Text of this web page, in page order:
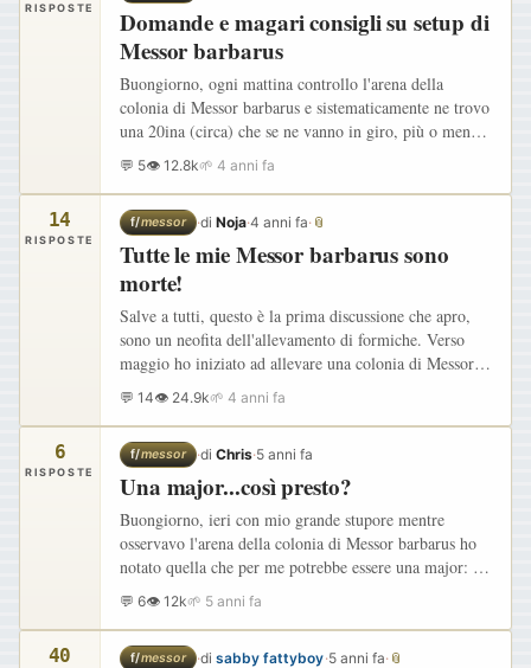
RISPOSTE
Domande e magari consigli su setup di
Messor barbarus
Buongiorno, ogni mattina controllo l'arena della
colonia di Messor barbarus e sistematicamente ne trovo
una 20ina (circa) che se ne vanno in giro, più o meno
freneticamente, ognuna nello svolgimento del proprio
compito!…
💬 5👁 12.8k🌱 4 anni fa
14
RISPOSTE
f/messor ·di Noja·4 anni fa·📎
Tutte le mie Messor barbarus sono
morte!
Salve a tutti, questo è la prima discussione che apro,
sono un neofita dell'allevamento di formiche. Verso
maggio ho iniziato ad allevare una colonia di Messor
barbarus composta da non più di 10 formiche. Fino a
Luglio…
💬 14👁 24.9k🌱 4 anni fa
6
RISPOSTE
f/messor ·di Chris·5 anni fa
Una major...così presto?
Buongiorno, ieri con mio grande stupore mentre
osservavo l'arena della colonia di Messor barbarus ho
notato quella che per me potrebbe essere una major: Se
la memoria non mi inganna, avevo letto che, di solito,
nascono…
💬 6👁 12k🌱 5 anni fa
40 f/messor ·di sabby fattyboy·5 anni fa·📎